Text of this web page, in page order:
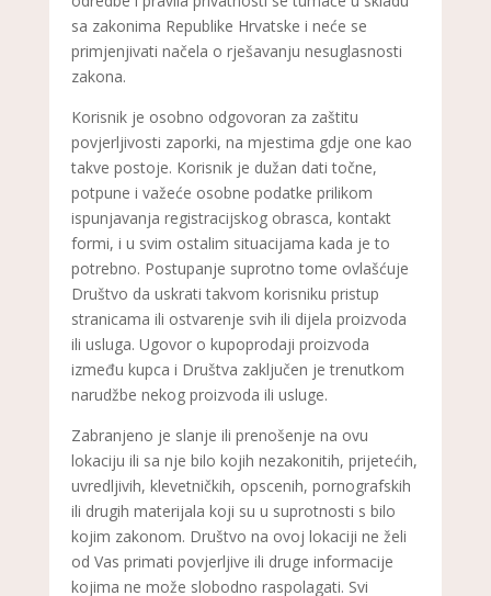
sa zakonima Republike Hrvatske i neće se
primjenjivati načela o rješavanju nesuglasnosti
zakona.
Korisnik je osobno odgovoran za zaštitu
povjerljivosti zaporki, na mjestima gdje one kao
takve postoje. Korisnik je dužan dati točne,
potpune i važeće osobne podatke prilikom
ispunjavanja registracijskog obrasca, kontakt
formi, i u svim ostalim situacijama kada je to
potrebno. Postupanje suprotno tome ovlašćuje
Društvo da uskrati takvom korisniku pristup
stranicama ili ostvarenje svih ili dijela proizvoda
ili usluga. Ugovor o kupoprodaji proizvoda
između kupca i Društva zaključen je trenutkom
narudžbe nekog proizvoda ili usluge.
Zabranjeno je slanje ili prenošenje na ovu
lokaciju ili sa nje bilo kojih nezakonitih, prijetećih,
uvredljivih, klevetničkih, opscenih, pornografskih
ili drugih materijala koji su u suprotnosti s bilo
kojim zakonom. Društvo na ovoj lokaciji ne želi
od Vas primati povjerljive ili druge informacije
kojima ne može slobodno raspolagati. Svi